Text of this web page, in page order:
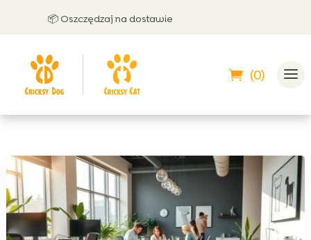
📦 Oszczędzaj na dostawie
(0)